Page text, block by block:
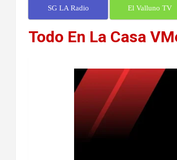
SG LA Radio El Valluno TV
Todo En La Casa